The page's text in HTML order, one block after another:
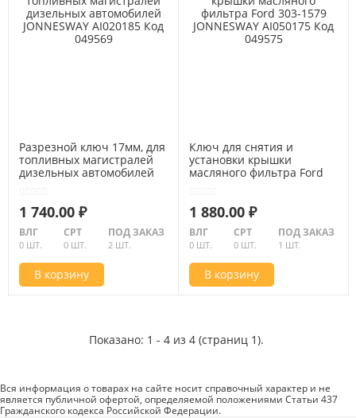
Разрезной ключ 17мм, для
топливных магистралей
дизельных автомобилей
1 740.00 ₽
ВЛГ
0 ШТ.
СРТ
0 ШТ.
ПОД ЗАКАЗ
2 ШТ.
В корзину
Ключ для снятия и
установки крышки
масляного фильтра Ford
1 880.00 ₽
ВЛГ
0 ШТ.
СРТ
0 ШТ.
ПОД ЗАКАЗ
1 ШТ.
В корзину
Показано: 1 - 4 из 4 (страниц 1).
Вся информация о товарах на сайте носит справочный характер и не
является публичной офертой, определяемой положениями Статьи 437
Гражданского кодекса Российской Федерации.